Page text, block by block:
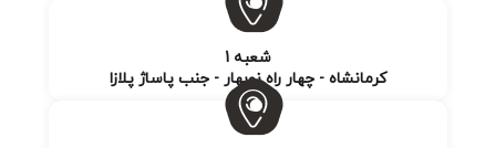
شعبه 1
کرمانشاه - چهار راه نوبهار - جنب پاساژ پلازا